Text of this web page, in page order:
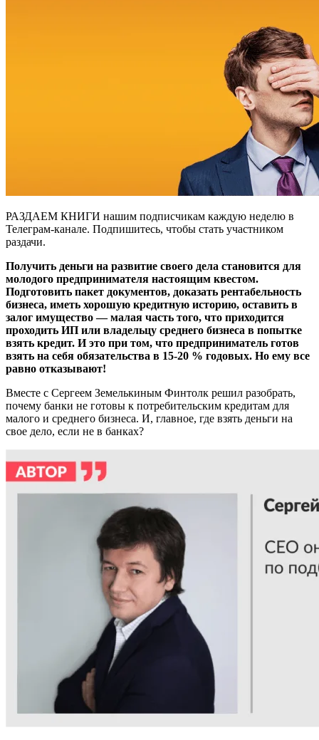
РАЗДАЕМ КНИГИ нашим подписчикам каждую неделю в
Телеграм-канале. Подпишитесь, чтобы стать участником
раздачи.
Получить деньги на развитие своего дела становится для
молодого предпринимателя настоящим квестом.
Подготовить пакет документов, доказать рентабельность
бизнеса, иметь хорошую кредитную историю, оставить в
залог имущество — малая часть того, что приходится
проходить ИП или владельцу среднего бизнеса в попытке
взять кредит. И это при том, что предприниматель готов
взять на себя обязательства в 15-20 % годовых. Но ему все
равно отказывают!
Вместе с Сергеем Земелькиным Финтолк решил разобрать,
почему банки не готовы к потребительским кредитам для
малого и среднего бизнеса. И, главное, где взять деньги на
свое дело, если не в банках?